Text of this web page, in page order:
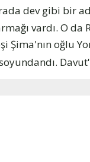
dev gibi bir
vardı. O da
Şima'nın oğlu